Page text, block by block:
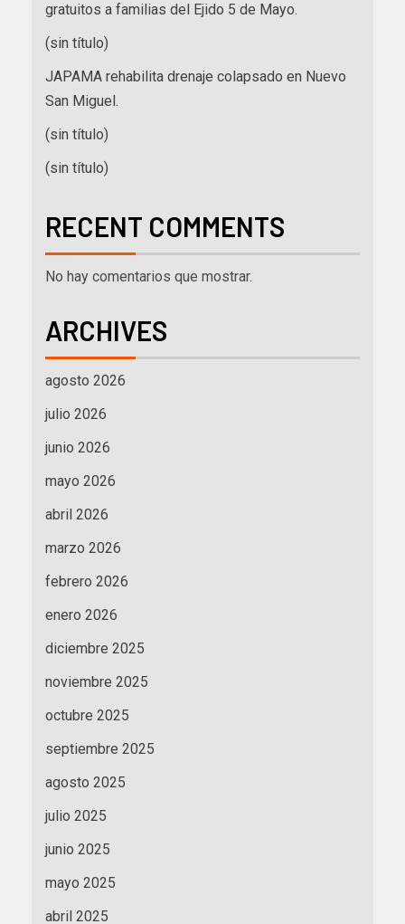
gratuitos a familias del Ejido 5 de Mayo.
(sin título)
JAPAMA rehabilita drenaje colapsado en Nuevo
San Miguel.
(sin título)
(sin título)
RECENT COMMENTS
No hay comentarios que mostrar.
ARCHIVES
agosto 2026
julio 2026
junio 2026
mayo 2026
abril 2026
marzo 2026
febrero 2026
enero 2026
diciembre 2025
noviembre 2025
octubre 2025
septiembre 2025
agosto 2025
julio 2025
junio 2025
mayo 2025
abril 2025